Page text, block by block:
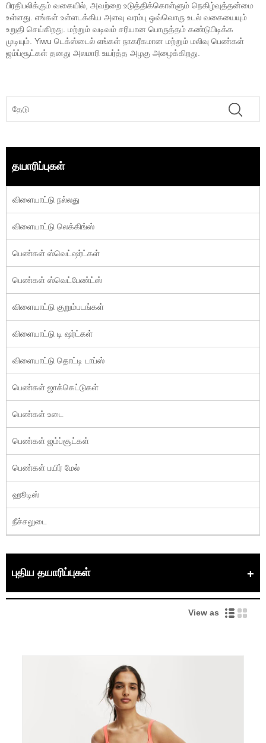
பிரதிபலிக்கும் வகையில், அவற்றை உடுத்திக்கொள்ளும் நெகிழ்வுத்தன்மை
உள்ளது. எங்கள் உள்ளடக்கிய அளவு வரம்பு ஒவ்வொரு உடல் வகையையும்
உறுதி செய்கிறது. மற்றும் வடிவம் சரியான பொருத்தம் கண்டுபிடிக்க
முடியும். Yiwu டெக்ஸ்டைல் ​​எங்கள் நாகரீகமான மற்றும் மலிவு பெண்கள்
ஜம்ப்சூட்கள் தனது அலமாரி உயர்த்த அழகு அழைக்கிறது.
தயாரிப்புகள்
விளையாட்டு நல்லது
விளையாட்டு லெக்கிங்ஸ்
பெண்கள் ஸ்வெட்ஷர்ட்கள்
பெண்கள் ஸ்வெட்பேண்ட்ஸ்
விளையாட்டு குறும்படங்கள்
விளையாட்டு டி ஷர்ட்கள்
விளையாட்டு தொட்டி டாப்ஸ்
பெண்கள் ஜாக்கெட்டுகள்
பெண்கள் உடை
பெண்கள் ஜம்ப்சூட்கள்
பெண்கள் பயிர் மேல்
ஹூடிஸ்
நீச்சலுடை
புதிய தயாரிப்புகள்
View as